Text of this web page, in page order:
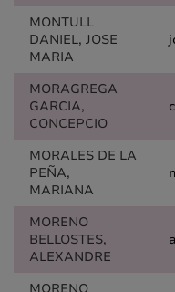
MONTULL
DANIEL, JOSE
MARIA
MORAGREGA
GARCIA,
CONCEPCIO
MORALES DE LA
PEÑA,
MARIANA
MORENO
BELLOSTES,
ALEXANDRE